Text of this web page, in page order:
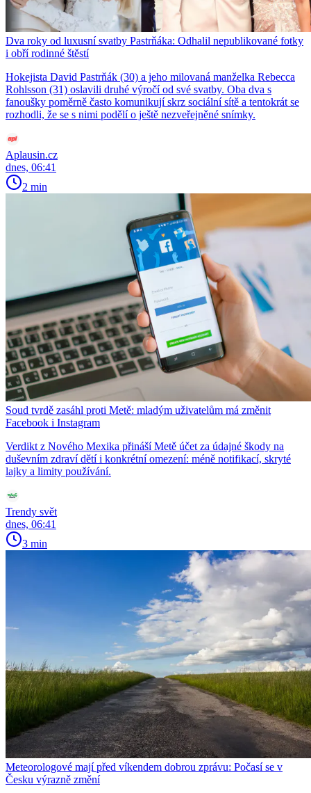
Dva roky od luxusní svatby Pastrňáka: Odhalil nepublikované fotky
i obří rodinné štěstí
Hokejista David Pastrňák (30) a jeho milovaná manželka Rebecca
Rohlsson (31) oslavili druhé výročí od své svatby. Oba dva s
fanoušky poměrně často komunikují skrz sociální sítě a tentokrát se
rozhodli, že se s nimi podělí o ještě nezveřejněné snímky.
Aplausin.cz
dnes, 06:41
2 min
Soud tvrdě zasáhl proti Metě: mladým uživatelům má změnit
Facebook i Instagram
Verdikt z Nového Mexika přináší Metě účet za údajné škody na
duševním zdraví dětí i konkrétní omezení: méně notifikací, skryté
lajky a limity používání.
Trendy svět
dnes, 06:41
3 min
Meteorologové mají před víkendem dobrou zprávu: Počasí se v
Česku výrazně změní